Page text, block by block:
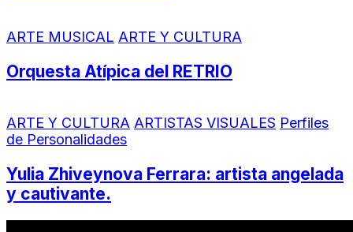
ARTE MUSICAL ARTE Y CULTURA
Orquesta Atípica del RETRIO
ARTE Y CULTURA ARTISTAS VISUALES Perfiles
de Personalidades
Yulia Zhiveynova Ferrara: artista angelada
y cautivante.